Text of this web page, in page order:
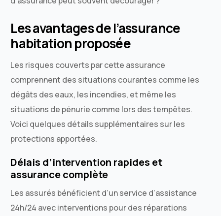
Les avantages de l’assurance
habitation proposée
Les risques couverts par cette assurance
comprennent des situations courantes comme les
dégâts des eaux, les incendies, et même les
situations de pénurie comme lors des tempêtes.
Voici quelques détails supplémentaires sur les
protections apportées.
Délais d’intervention rapides et
assurance complète
Les assurés bénéficient d’un service d’assistance
24h/24 avec interventions pour des réparations